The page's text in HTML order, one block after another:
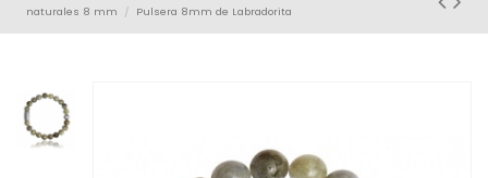
naturales 8 mm
Pulsera 8mm de Labradorita